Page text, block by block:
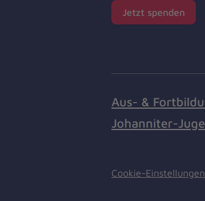
Jetzt spenden
Aus- &
Johanniter-
Cookie-Einstellungen